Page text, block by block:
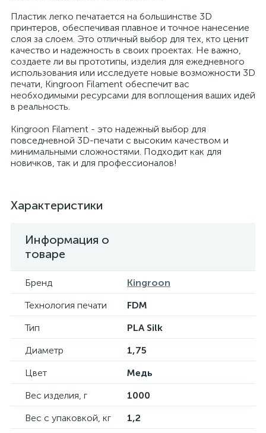
Пластик легко печатается на большинстве 3D
принтеров, обеспечивая плавное и точное нанесение
слоя за слоем. Это отличный выбор для тех, кто ценит
качество и надежность в своих проектах. Не важно,
создаете ли вы прототипы, изделия для ежедневного
использования или исследуете новые возможности 3D
печати, Kingroon Filament обеспечит вас
необходимыми ресурсами для воплощения ваших идей
в реальность.
Kingroon Filament - это надежный выбор для
повседневной 3D-печати с высоким качеством и
минимальными сложностями. Подходит как для
новичков, так и для профессионалов!
Характеристики
Информация о
товаре
Бренд
Kingroon
Технология печати
FDM
Тип
PLA Silk
Диаметр
1,75
Цвет
Медь
Вес изделия, г
1000
Вес с упаковкой, кг
1,2